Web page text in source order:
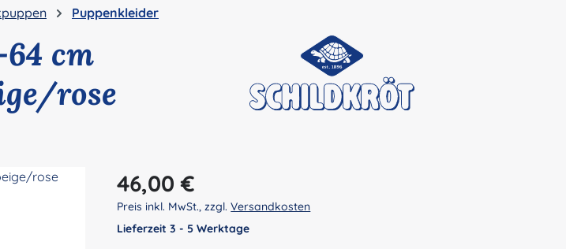
Puppenkleider
cm
rose
Regulärer Preis:
46,00 €
Preis inkl. MwSt., zzgl.Versandkosten
Lieferzeit 3 - 5 Werktage